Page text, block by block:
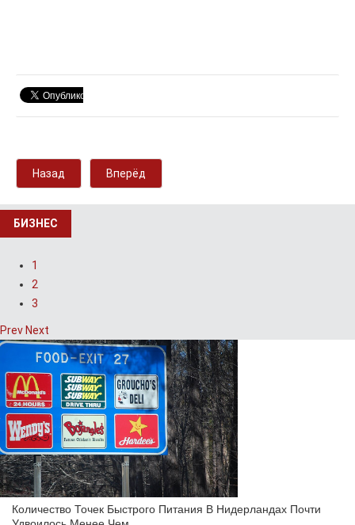
Назад Вперёд
БИЗНЕС
1
2
3
Prev Next
Количество Точек Быстрого Питания В Нидерландах Почти